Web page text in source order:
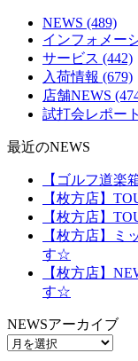
NEWS (489)
インフォメー
サービス (442)
入荷情報 (679)
店舗NEWS
試打会レポート
最近のNEWS
【ゴルフ道楽
【枚方店】
【枚方店】
【枚方店】ミ
す☆
【枚方店】
す☆
NEWSアーカイブ
NEWS